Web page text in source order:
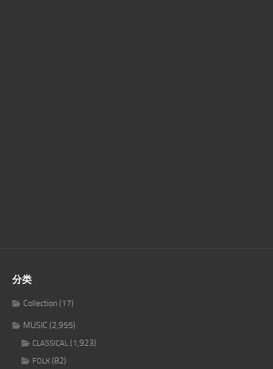
分类
Collection(17)
MUSIC (2,955)
CLASSICAL (1,923)
FOLK (82)